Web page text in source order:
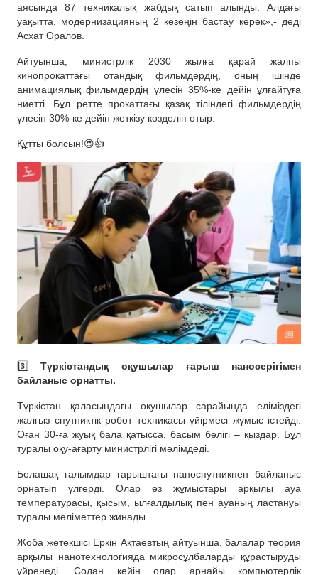
аясында 87 техникалық жабдық сатып алынды. Алдағы
уақытта, модернизацияның 2 кезеңін бастау керек»,- деді
Асхат Оралов.
Айтуынша, министрлік 2030 жылға қарай жалпы
кинопрокаттағы отандық фильмдердің, оның ішінде
анимациялық фильмдердің үлесін 35%-ке дейін ұлғайтуға
ниетті. Бұл ретте прокаттағы қазақ тіліндегі фильмдердің
үлесін 30%-ке дейін жеткізу көзделіп отыр.
Құтты болсын!😍👍
3️⃣Түркістандық оқушылар ғарыш наносерігімен
байланыс орнатты.
Түркістан қаласындағы оқушылар сарайында еліміздегі
жалғыз спутниктік робот техникасы үйірмесі жұмыс істейді.
Оған 30-ға жуық бала қатысса, басым бөлігі – қыздар. Бұл
туралы оқу-ағарту министрлігі мәлімдеді.
Болашақ ғалымдар ғарыштағы наноспутникпен байланыс
орнатып үлгерді. Олар өз жұмыстары арқылы ауа
температурасы, қысым, ылғалдылық пен ауаның ластануы
туралы мәліметтер жинады.
Жоба жетекшісі Еркін Ақтаевтың айтуынша, балалар теория
арқылы нанотехнологияда микросұлбаларды құрастыруды
үйренеді. Содан кейін олар арнайы компьютерлік